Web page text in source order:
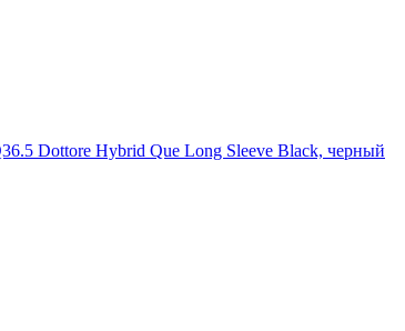
Dottore Hybrid Que Long Sleeve Black, черный